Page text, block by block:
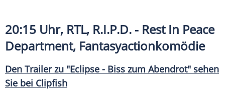
20:15 Uhr, RTL, R.I.P.D. - Rest In Peace
Department, Fantasyactionkomödie
Den Trailer zu "Eclipse - Biss zum Abendrot" sehen
Sie bei Clipfish